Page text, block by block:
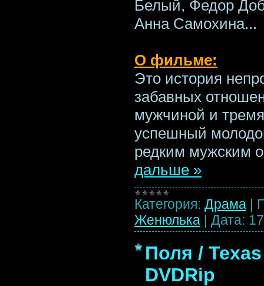
Белый, Федор
Анна Самохина...
О фильме:
Это история
забавных
мужчиной и
успешный
редким мужским
дальше »
Категория: Драма |
Женюлька | Дата:
Поля /
DVDRip